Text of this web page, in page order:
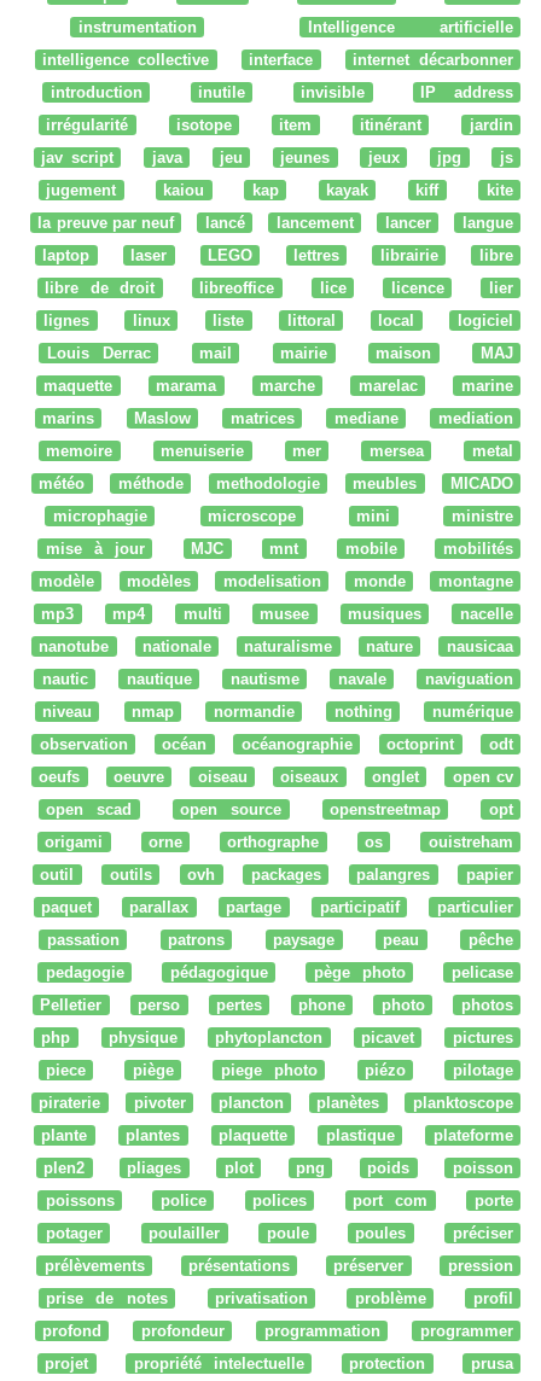
instrumentation
Intelligence artificielle
intelligence collective
interface
internet décarbonner
introduction
inutile invisible
IP address
irrégularité
isotope item itinérant
jardin
jav script
java jeu jeunes jeux jpg
js
jugement
kaiou kap kayak kiff
kite
la preuve par neuf
lancé lancement lancer
langue
laptop
laser LEGO lettres librairie
libre
libre de droit
libreoffice lice licence
lier
lignes
linux liste littoral local
logiciel
Louis Derrac
mail mairie maison
MAJ
maquette
marama marche marelac
marine
marins
Maslow matrices mediane
mediation
memoire
menuiserie mer mersea
metal
météo
méthode methodologie meubles
MICADO
microphagie
microscope mini
ministre
mise à jour
MJC mnt mobile
mobilités
modèle
modèles modelisation monde
montagne
mp3
mp4 multi musee musiques
nacelle
nanotube
nationale naturalisme nature
nausicaa
nautic
nautique nautisme navale
naviguation
niveau
nmap normandie nothing
numérique
observation
océan océanographie octoprint
odt
oeufs
oeuvre oiseau oiseaux onglet
open cv
open scad
open source openstreetmap
opt
origami
orne orthographe os
ouistreham
outil
outils ovh packages palangres
papier
paquet
parallax partage participatif
particulier
passation
patrons paysage peau
pêche
pedagogie
pédagogique pège photo
pelicase
Pelletier
perso pertes phone photo
photos
php
physique phytoplancton picavet
pictures
piece
piège piege photo piézo
pilotage
piraterie
pivoter plancton planètes
planktoscope
plante
plantes plaquette plastique
plateforme
plen2
pliages plot png poids
poisson
poissons
police polices port com
porte
potager
poulailler poule poules
préciser
prélèvements
présentations préserver
pression
prise de notes
privatisation problème
profil
profond
profondeur programmation
programmer
projet
propriété intelectuelle protection
prusa